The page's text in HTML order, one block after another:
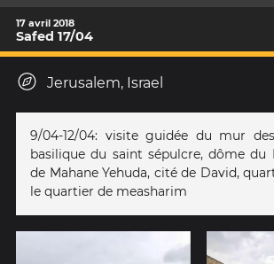
17 avril 2018
Safed 17/04
Jerusalem, Israel
9/04-12/04: visite guidée du mur
basilique du saint sépulcre, dôme du
de Mahane Yehuda, cité de David,
le quartier de measharim